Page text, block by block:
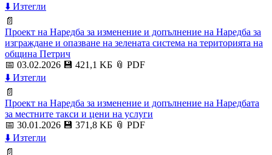
⬇️ Изтегли
📄
Проект на Наредба за изменение и допълнение на Наредба за
изграждане и опазване на зелената система на територията на
община Петрич
📅 03.02.2026 💾 421,1 KБ 📎 PDF
⬇️ Изтегли
📄
Проект на Наредба за изменение и допълнение на Наредбата
за местните такси и цени на услуги
📅 30.01.2026 💾 371,8 KБ 📎 PDF
⬇️ Изтегли
📄